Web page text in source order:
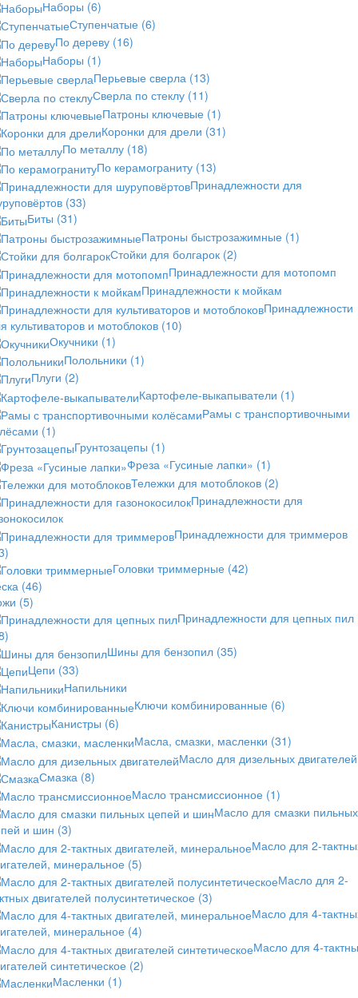
Наборы (6)
Ступенчатые (6)
По дереву (16)
Наборы (1)
Перьевые сверла (13)
Сверла по стеклу (11)
Патроны ключевые (1)
Коронки для дрели (31)
По металлу (18)
По керамограниту (13)
Принадлежности для
(33)
Биты (31)
Патроны быстрозажимные (1)
Стойки для болгарок (2)
Принадлежности для мотопомп
Принадлежности к мойкам
Принадлежности
культиваторов и мотоблоков (10)
Окучники (1)
Полольники (1)
Плуги (2)
Картофеле-выкапыватели (1)
Рамы с транспортивочными
(1)
Грунтозацепы (1)
Фреза «Гусиные лапки» (1)
Тележки для мотоблоков (2)
Принадлежности для
Принадлежности для триммеров
Головки триммерные (42)
(46)
(5)
Принадлежности для цепных пил
Шины для бензопил (35)
Цепи (33)
Напильники
Ключи комбинированные (6)
Канистры (6)
Масла, смазки, масленки (31)
Масло для дизельных двигателей
Смазка (8)
Масло трансмиссионное (1)
Масло для смазки пильных
и шин (3)
Масло для 2-
минеральное (5)
Масло для 2-
двигателей полусинтетическое (3)
Масло для 4-
минеральное (4)
Масло для 4-
синтетическое (2)
Масленки (1)